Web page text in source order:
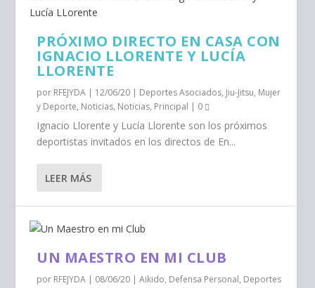
PRÓXIMO DIRECTO EN CASA CON
IGNACIO LLORENTE Y LUCÍA
LLORENTE
por RFEJYDA | 12/06/20 | Deportes Asociados, Jiu-Jitsu, Mujer
y Deporte, Noticias, Noticias, Principal | 0
Ignacio Llorente y Lucía Llorente son los próximos
deportistas invitados en los directos de En...
LEER MÁS
UN MAESTRO EN MI CLUB
por RFEJYDA | 08/06/20 |Aikido, Defensa Personal, Deportes